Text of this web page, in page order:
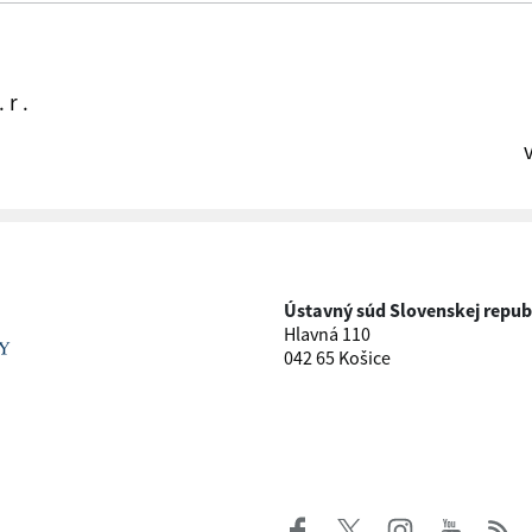
r .
Ústavný súd Slovenskej
Hlavná 110
042 65 Košice